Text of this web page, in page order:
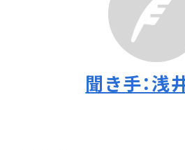
聞き手：浅